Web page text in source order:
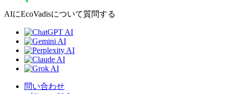
AIにEcoVadisについて質問する
問い合わせ